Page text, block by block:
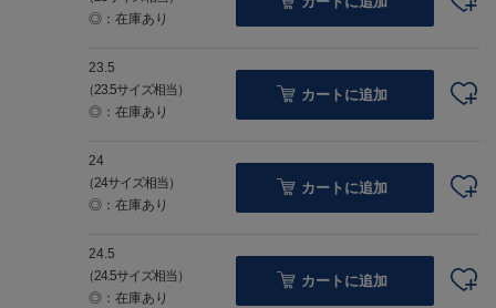
◎：在庫あり
23.5
（23.5サイズ相当）
◎：在庫あり
カートに追加
24
（24サイズ相当）
◎：在庫あり
カートに追加
24.5
（24.5サイズ相当）
◎：在庫あり
カートに追加